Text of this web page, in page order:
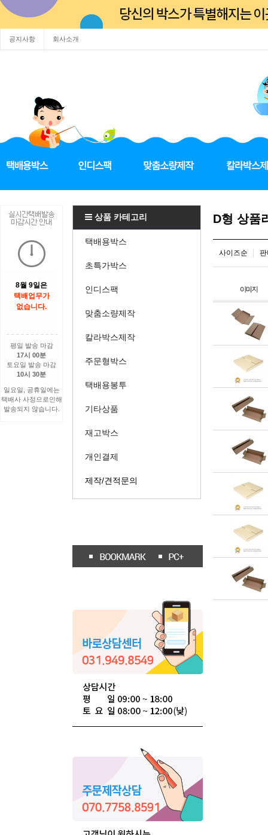
공지사항 회사소개
8월 9일은
택배업무가
없습니다.
평일 발송 마감
17시 00분
토요일 발송 마감
10시 30분
일요일, 공휴일에는
택배사 사정으로인해
발송되지 않습니다.
상품 카테고리
택배용박스
초특가박스
인디스팩
맞춤소량제작
칼라박스제작
주문형박스
택배용봉투
기타상품
재고박스
개인결제
제작/견적문의
D형 상품
사이즈순